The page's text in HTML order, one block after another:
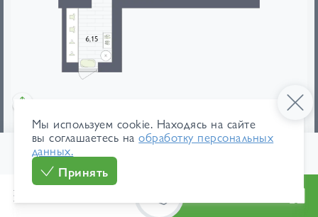
Мы используем cookie. Находясь на сайте
вы соглашаетесь наобработку персональных
данных.
Принять
мебель
площади
114 200 ₽/м²
7 949 462 ₽ от 37 605 ₽/мес